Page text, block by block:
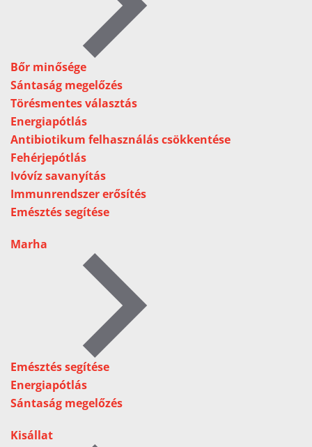
Bőr minősége
Sántaság megelőzés
Törésmentes választás
Energiapótlás
Antibiotikum felhasználás csökkentése
Fehérjepótlás
Ivóvíz savanyítás
Immunrendszer erősítés
Emésztés segítése
Marha
Emésztés segítése
Energiapótlás
Sántaság megelőzés
Kisállat